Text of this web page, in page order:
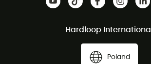
Hardloop International
Poland